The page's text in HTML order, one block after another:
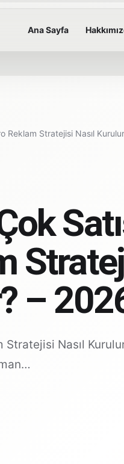
Ana Sayfa
Reklam Stratejisi Nasıl
–
Stratejisi Nasıl